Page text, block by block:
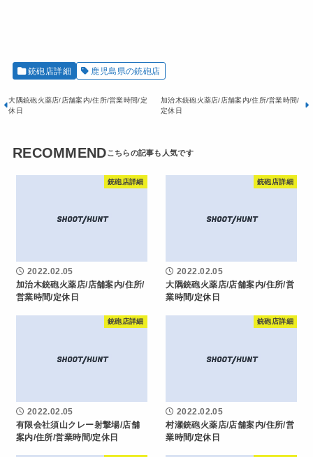
銃砲店詳細 鹿児島県の銃砲店
大隅銃砲火薬店/店舗案内/住所/営業時間/定
休日
加治木銃砲火薬店/店舗案内/住所/営業時間/
定休日
RECOMMEND
銃砲店詳細
2022.02.05
加治木銃砲火薬店/店舗案内/住所/
営業時間/定休日
銃砲店詳細
2022.02.05
大隅銃砲火薬店/店舗案内/住所/営
業時間/定休日
銃砲店詳細
2022.02.05
有限会社須山クレー射撃場/店舗
案内/住所/営業時間/定休日
銃砲店詳細
2022.02.05
村瀬銃砲火薬店/店舗案内/住所/営
業時間/定休日